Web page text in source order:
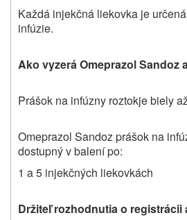
Každá injekčná liekovka je
infúzie.
Ako vyzeráOmeprazol Sandoz
Prášok na infúzny roztokje biely
Omeprazol Sandoz prášok na
dostupný v balení po:
1 a 5 injekčných liekovkách
Držiteľ rozhodnutia o registrácii